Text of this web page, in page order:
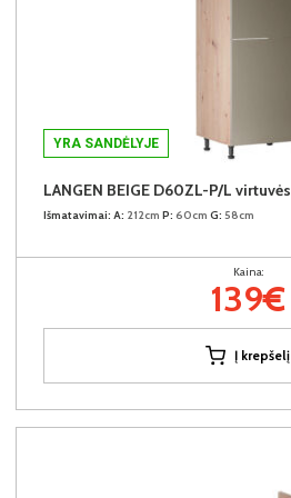
YRA SANDĖLYJE
Išmatavimai: A: 212cm P: 60cm G: 58cm
Kaina:
139€
Į krepšelį